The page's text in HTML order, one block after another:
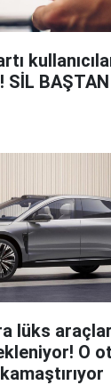
BAŞTAN
lüks
O